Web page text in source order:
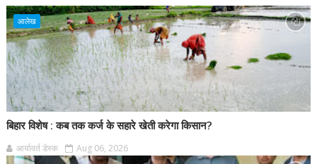
आलेख
बिहार विशेष : कब तक कर्ज के सहारे खेती करेगा किसान?
आर्यावर्त डेस्क Aug 06, 2026